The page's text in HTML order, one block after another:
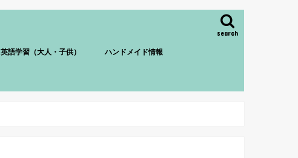
search
英語学習（大人・子供） ハンドメイド情報